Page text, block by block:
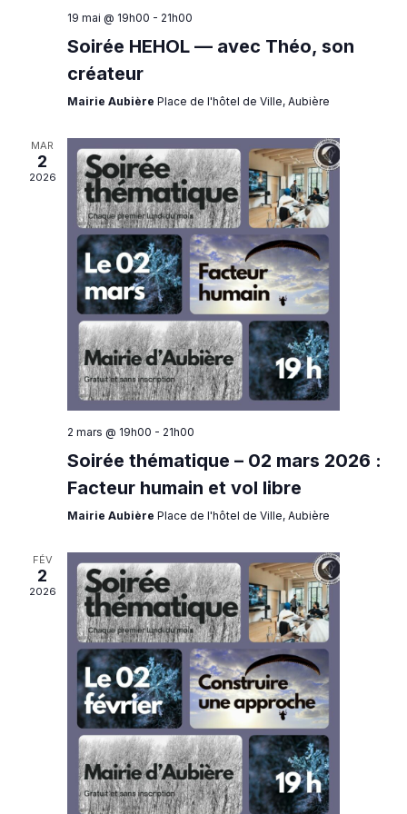
19 mai @ 19h00 - 21h00
Soirée HEHOL — avec Théo, son
créateur
Mairie Aubière Place de l'hôtel de Ville, Aubière
MAR
2
2026
2 mars @ 19h00 - 21h00
Soirée thématique – 02 mars 2026 :
Facteur humain et vol libre
Mairie Aubière Place de l'hôtel de Ville, Aubière
FÉV
2
2026